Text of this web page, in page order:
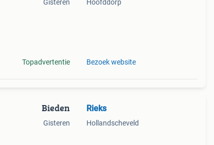
Gisteren
Topadvertentie
Hoofddorp
Bezoek website
Bieden
Gisteren
Rieks
Hollandscheveld